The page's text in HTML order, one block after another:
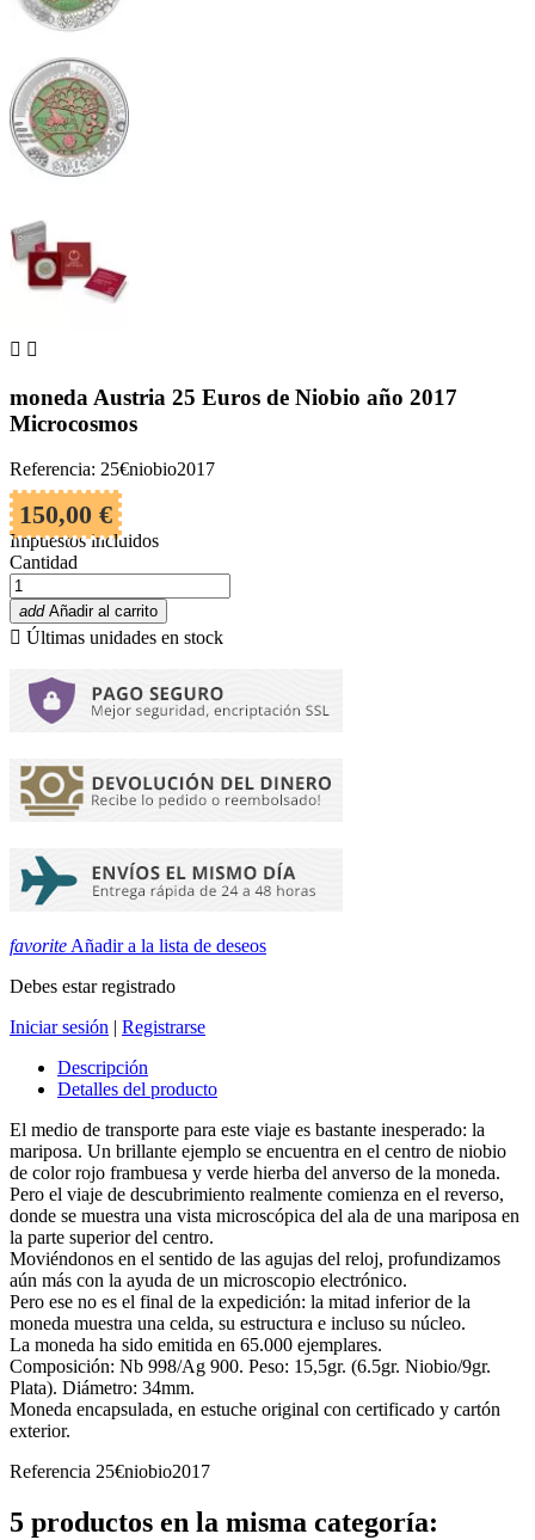
 
moneda Austria 25 Euros de Niobio año 2017
Microcosmos
Referencia: 25€niobio2017
150,00 €
Impuestos incluidos
Cantidad
add Añadir al carrito
 Últimas unidades en stock
favorite Añadir a la lista de deseos
Debes estar registrado
Iniciar sesión | Registrarse
Descripción
Detalles del producto
El medio de transporte para este viaje es bastante inesperado: la
mariposa. Un brillante ejemplo se encuentra en el centro de niobio
de color rojo frambuesa y verde hierba del anverso de la moneda.
Pero el viaje de descubrimiento realmente comienza en el reverso,
donde se muestra una vista microscópica del ala de una mariposa en
la parte superior del centro.
Moviéndonos en el sentido de las agujas del reloj, profundizamos
aún más con la ayuda de un microscopio electrónico.
Pero ese no es el final de la expedición: la mitad inferior de la
moneda muestra una celda, su estructura e incluso su núcleo.
La moneda ha sido emitida en 65.000 ejemplares.
Composición: Nb 998/Ag 900. Peso: 15,5gr. (6.5gr. Niobio/9gr.
Plata). Diámetro: 34mm.
Moneda encapsulada, en estuche original con certificado y cartón
exterior.
Referencia 25€niobio2017
5 productos en la misma categoría: